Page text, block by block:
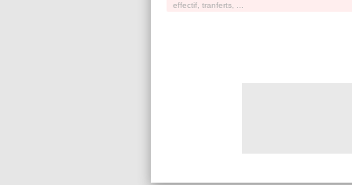
effectif, tranferts, ...